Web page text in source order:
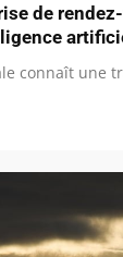
de
connaît une